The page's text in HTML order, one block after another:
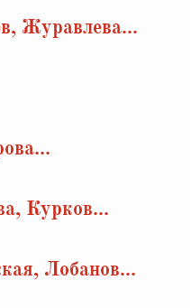
Журавлева...
Курков...
Лобанов...